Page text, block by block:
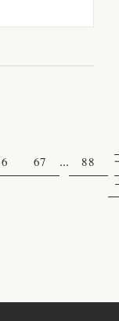
67 ... 88